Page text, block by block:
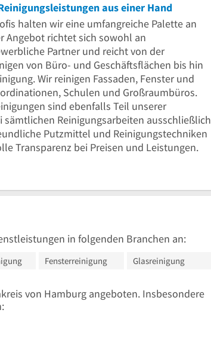
aus einer Hand
halten wir eine umfangreiche Palette an
Angebot richtet sich sowohl an
Partner und reicht von der
von Büro- und Geschäftsflächen bis hin
Wir reinigen Fassaden, Fenster und
Schulen und Großraumbüros.
sind ebenfalls Teil unserer
sämtlichen Reinigungsarbeiten ausschließlich
Putzmittel und Reinigungstechniken
Transparenz bei Preisen und Leistungen.
in folgenden Branchen an:
Fensterreinigung Glasreinigung
von Hamburg angeboten. Insbesondere